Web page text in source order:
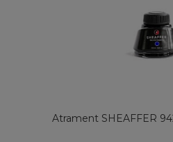
Atrament SHEAFFER